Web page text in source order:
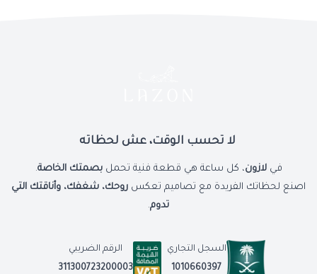
لا تحسب الوقت، عش لحظاته
فيلازون، كل ساعة هي قطعة فنية تحملبصمتك الخاصة.
اصنع لحظاتك الفريدة مع تصاميم تعكس روحك، شغفك، وأناقتك التي
تدوم.
السجل التجاري
1010660397
الرقم الضريبي
311300723200003